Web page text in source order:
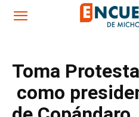
Toma
como